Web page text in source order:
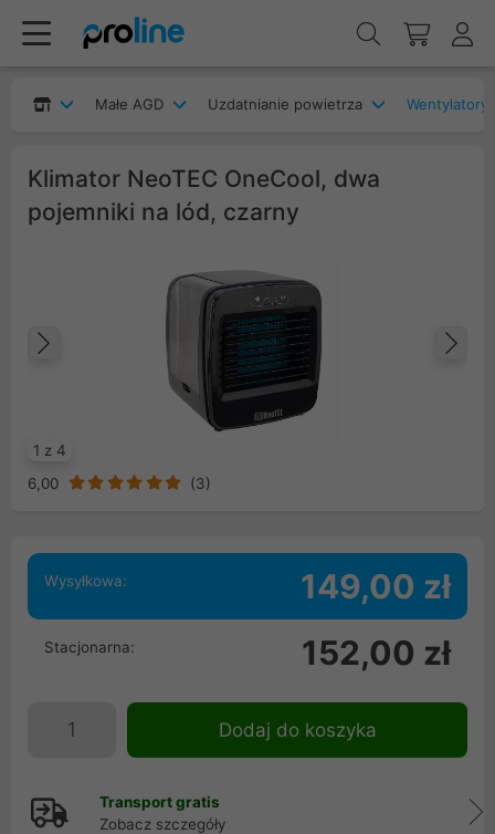
Małe AGD Uzdatnianie powietrza Wentylatory
Klimator NeoTEC OneCool, dwa
pojemniki na lód, czarny
1 z 4
Poprzedni
6,00 (3)
Wysyłkowa: 149,00 zł
Stacjonarna: 152,00 zł
Dodaj do koszyka
Transport gratis
Zobacz szczegóły